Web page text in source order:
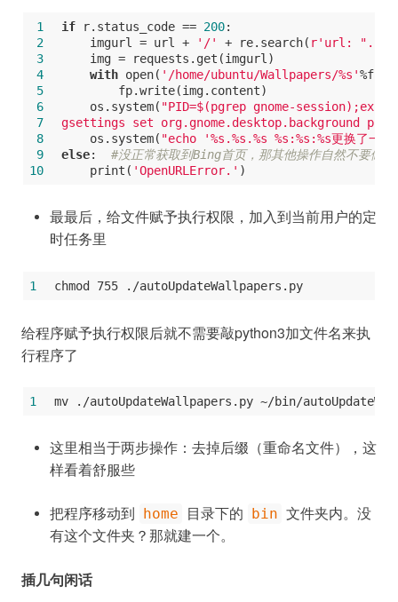
1 if r.status_code == 200:
2
imgurl = url + '/' + re.search( r'url:
3
img = requests.get(imgurl)
4
with open( '/home/ubuntu/Wallpapers/%s'
5
fp.write(img.content)
6
os.system( "PID=$(pgrep gnome-session);export
7
gsettings set org.gnome.desktop.background
8
os.system( "echo '%s.%s.%s %s:%s:%s更换了
9
else: #没正常获取到Bing首页，那其他操作自然不要做
10
print( 'OpenURLError.' )
最最后，给文件赋予执行权限，加入到当前用户的定
时任务里
1 chmod 755 ./autoUpdateWallpapers.py
给程序赋予执行权限后就不需要敲python3加文件名来执
行程序了
1 mv ./autoUpdateWallpapers.py ~/bin/
这里相当于两步操作：去掉后缀（重命名文件），这
样看着舒服些
把程序移动到 home 目录下的 bin 文件夹内。没
有这个文件夹？那就建一个。
插几句闲话